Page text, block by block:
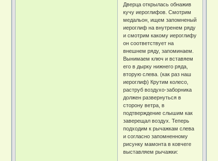
Дверца открылась обнажив
кучу иероглифов. Смотрим
медальон, ищем запомненый
иероглиф на внутренем ряду
и смотрим какому иероглифу
он соответствует на
внешнем ряду, запоминаем.
Вынимаем ключ и вставяем
его в дырку нижнего ряда,
вторую слева. (как раз наш
иероглиф) Крутим колесо,
раструб воздухо-заборника
должен развернуться в
сторону ветра, в
подтверждение слышим как
заверещал воздух. Теперь
подходим к рычажкам слева
и согласно запомненному
рисунку мамонта в ковчеге
выставляем рычажки: